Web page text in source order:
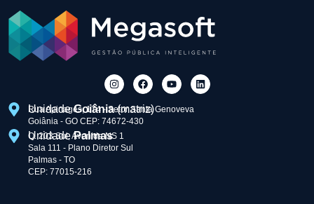
UnidadeGoiânia(matriz)
Rua Apinagés, 174 - Setor Santa Genoveva
Goiânia - GO CEP: 74672-430
UnidadePalmas
Q. 203 Sul, Avenida NS 1
Sala 111 - Plano Diretor Sul
Palmas - TO
CEP: 77015-216